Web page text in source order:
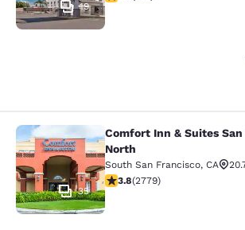
19
Comfort Inn & Suites
35
Comfort Inn & Suites
North
South San Francisco, CA
calificación de 3.77 estrellas.
3.8(2779)